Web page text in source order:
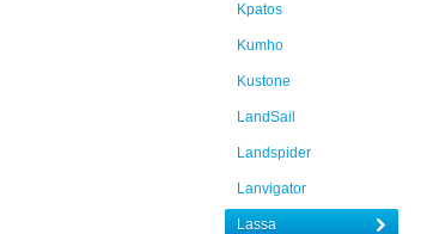
Kpatos
Kumho
Kustone
LandSail
Landspider
Lanvigator
Lassa